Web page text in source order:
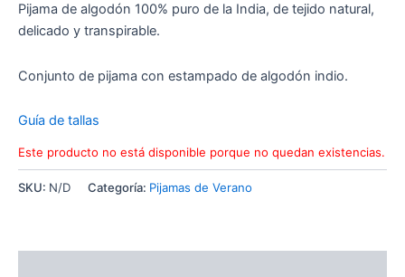
Pijama de algodón 100% puro de la India, de tejido natural,
delicado y transpirable.
Conjunto de pijama con estampado de algodón indio.
Guía de tallas
Este producto no está disponible porque no quedan existencias.
SKU: N/D Categoría: Pijamas de Verano